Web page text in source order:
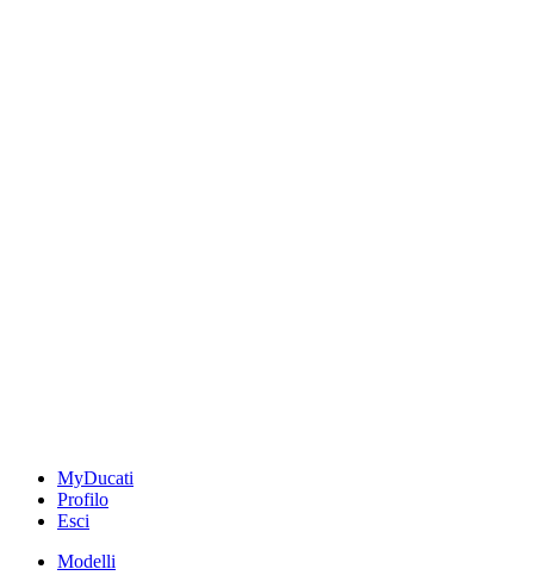
MyDucati
Profilo
Esci
Modelli